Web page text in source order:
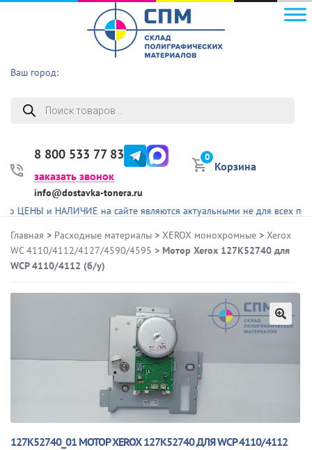
Ваш город:
Поиск
товаров
8 800 533 77 83
заказать звонок
info@dostavka-tonera.ru
0
Корзина
и НАЛИЧИЕ на сайте являются актуальными не для всех
Главная > Расходные материалы > XEROX монохромные > Xerox
WC 4110/4112/4127/4590/4595 > Мотор Xerox 127K52740 для
WCP 4110/4112 (б/у)
🔍
127K52740_01 МОТОР XEROX 127K52740 ДЛЯ WCP 4110/4112